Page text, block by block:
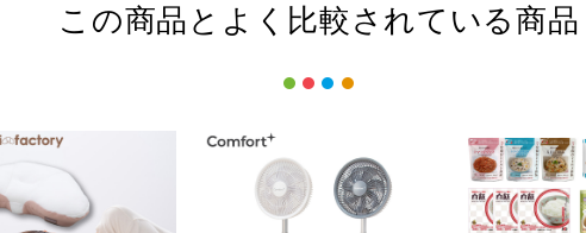
この商品とよく比較されている商品